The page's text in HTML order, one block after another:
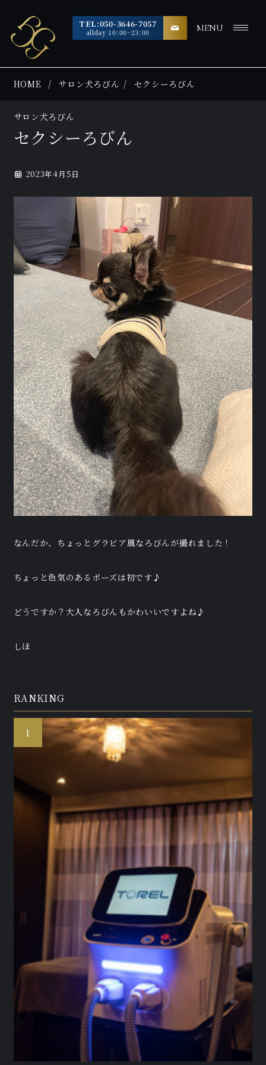
TEL:050-3646-7057
allday 10:00~23:00 MENU
HOME サロン犬ろびん セクシーろびん
サロン犬ろびん
セクシーろびん
2023年4月5日
なんだか、ちょっとグラビア風なろびんが撮れました！
ちょっと色気のあるポーズは初です♪
どうですか？大人なろびんもかわいいですよね♪
しほ
RANKING